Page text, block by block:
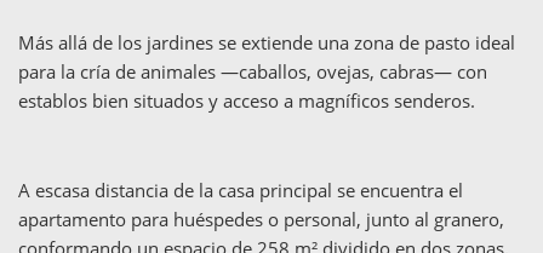
Más allá de los jardines se extiende una zona de pasto ideal
para la cría de animales —caballos, ovejas, cabras— con
establos bien situados y acceso a magníficos senderos.
A escasa distancia de la casa principal se encuentra el
apartamento para huéspedes o personal, junto al granero,
conformando un espacio de 258 m² dividido en dos zonas.